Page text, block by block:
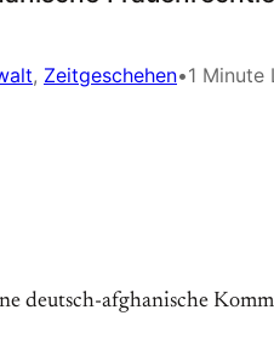
, Zeitgeschehen•1 Minute
deutsch-afghanische